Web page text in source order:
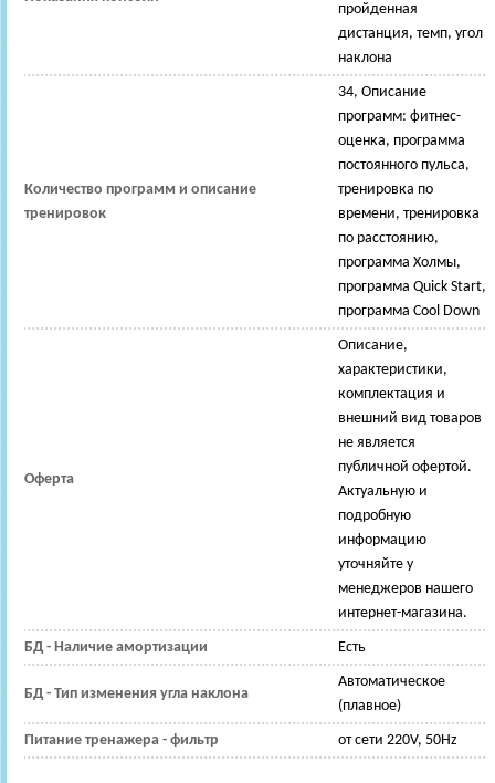
пройденная
дистанция, темп, угол
наклона
Количество программ и описание
тренировок
34, Описание
программ: фитнес-
оценка, программа
постоянного пульса,
тренировка по
времени, тренировка
по расстоянию,
программа Холмы,
программа Quick Start,
программа Cool Down
Оферта
Описание,
характеристики,
комплектация и
внешний вид товаров
не является
публичной офертой.
Актуальную и
подробную
информацию
уточняйте у
менеджеров нашего
интернет-магазина.
БД - Наличие амортизации Есть
БД - Тип изменения угла наклона
Автоматическое
(плавное)
Питание тренажера - фильтр от сети 220V, 50Hz